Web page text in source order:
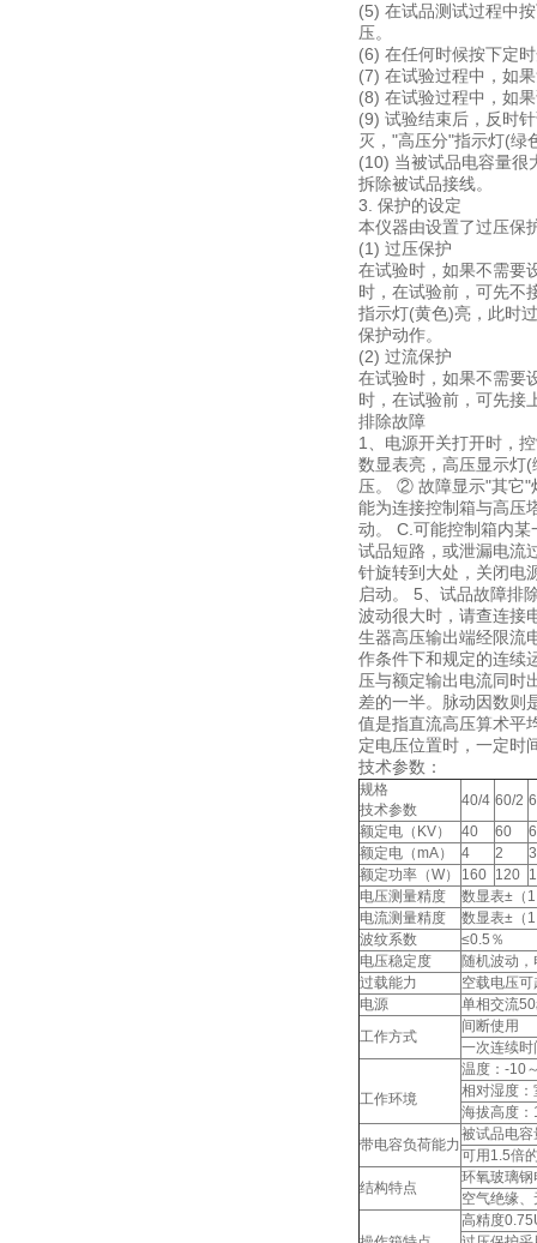
(5) 在试品测试过程中
压。
(6) 在任何时候按下定
(7) 在试验过程中，如
(8) 在试验过程中，如
(9) 试验结束后，反时
灭，"高压分"指示灯(绿
(10) 当被试品电容量很
拆除被试品接线。
3. 保护的设定
本仪器由设置了过压保
(1) 过压保护
在试验时，如果不需要
时，在试验前，可先不
指示灯(黄色)亮，此时
保护动作。
(2) 过流保护
在试验时，如果不需要
时，在试验前，可先接
排除故障
1、电源开关打开时，
数显表亮，高压显示灯
压。 ② 故障显示"其它"
能为连接控制箱与高压
动。 C.可能控制箱内
试品短路，或泄漏电流
针旋转到大处，关闭电
启动。 5、试品故障排
波动很大时，请查连接
生器高压输出端经限流
作条件下和规定的连续
压与额定输出电流同时
差的一半。脉动因数则
值是指直流高压算术平
定电压位置时，一定时
技术参数：
规格
技术参数
40/4 60/2
额定电（KV）
40 60
额定电（mA）
4 2
3
额定功率（W）
160 120
电压测量精度
数显表±（
电流测量精度
数显表±（
波纹系数
≤0.5％
电压稳定度
随机波动
过载能力
空载电压
电源
单相交流
工作方式
间断使用
一次连续
工作环境
温度：-10
相对湿度
海拔高度
带电容负荷能力
被试品电容
可用1.5倍
结构特点
环氧玻璃
空气绝缘
高精度